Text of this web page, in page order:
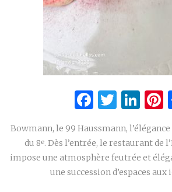
Bowmann, le 99 Haussmann,
du 8ᵉ. Dès l’entrée, le restaurant de
impose une atmosphère feutrée et
une succession d’espaces